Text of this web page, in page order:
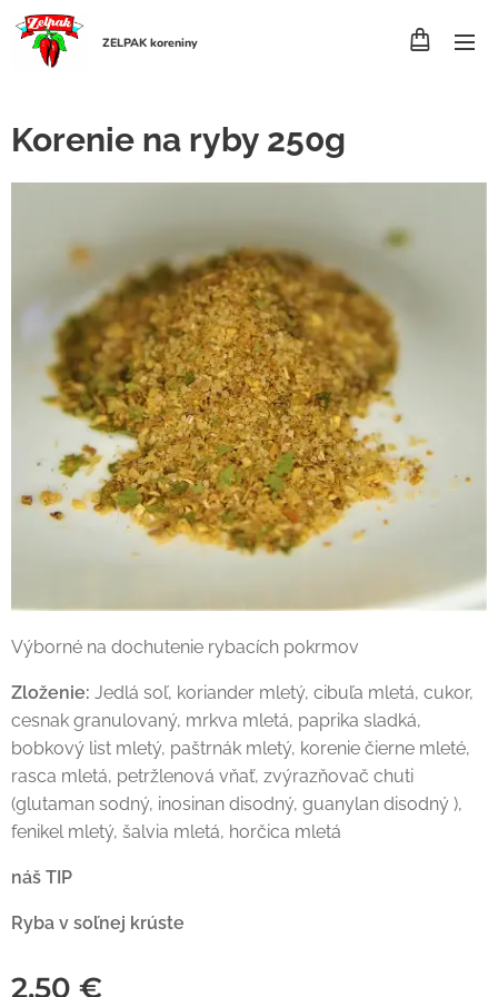
ZELPAK koreniny
Korenie na ryby 250g
Výborné na dochutenie rybacích pokrmov
Zloženie: Jedlá soľ, koriander mletý, cibuľa mletá, cukor,
cesnak granulovaný, mrkva mletá, paprika sladká,
bobkový list mletý, paštrnák mletý, korenie čierne mleté,
rasca mletá, petržlenová vňať, zvýrazňovač chuti
(glutaman sodný, inosinan disodný, guanylan disodný ),
fenikel mletý, šalvia mletá, horčica mletá
náš TIP
Ryba v soľnej krúste
2,50 €